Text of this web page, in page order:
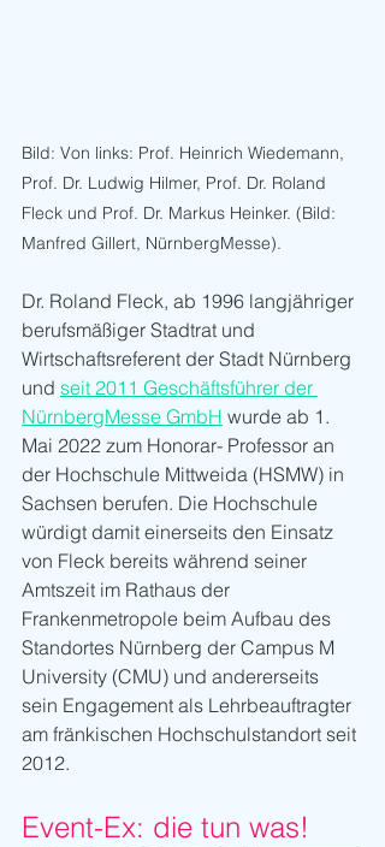
Bild: Von links: Prof. Heinrich Wiedemann,
Prof. Dr. Ludwig Hilmer, Prof. Dr. Roland
Fleck und Prof. Dr. Markus Heinker. (Bild:
Manfred Gillert, NürnbergMesse).
Dr. Roland Fleck, ab 1996 langjähriger
berufsmäßiger Stadtrat und
Wirtschaftsreferent der Stadt Nürnberg
und seit 2011 Geschäftsführer der
NürnbergMesse GmbH wurde ab 1.
Mai 2022 zum Honorar- Professor an
der Hochschule Mittweida (HSMW) in
Sachsen berufen. Die Hochschule
würdigt damit einerseits den Einsatz
von Fleck bereits während seiner
Amtszeit im Rathaus der
Frankenmetropole beim Aufbau des
Standortes Nürnberg der Campus M
University (CMU) und andererseits
sein Engagement als Lehrbeauftragter
am fränkischen Hochschulstandort seit
2012.
Event-Ex: die tun was!